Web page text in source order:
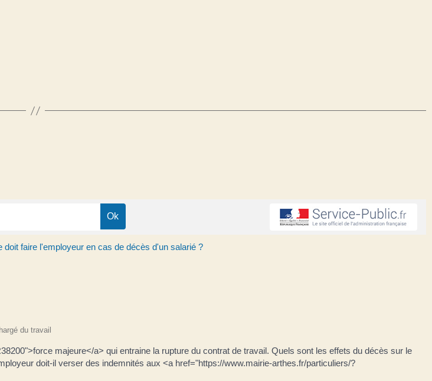
doit faire l'employeur en cas de décès d'un salarié ?
du travail
majeure</a> qui entraine la rupture du contrat de travail. Quels sont les effets du décès sur le
doit-il verser des indemnités aux <a href="https://www.mairie-arthes.fr/particuliers/?